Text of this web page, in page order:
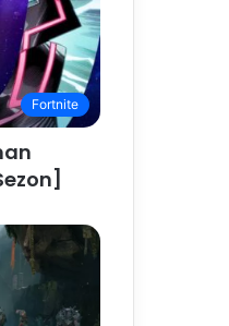
Fortnite